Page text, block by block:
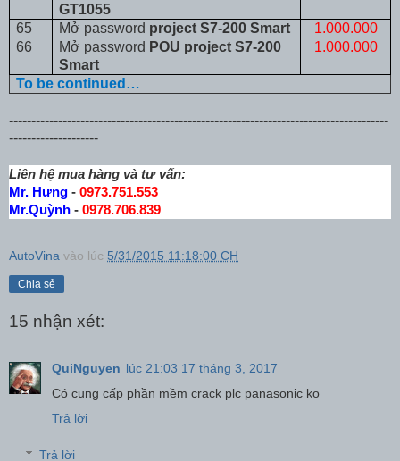
GT1055
65 Mở password project S7-200 Smart
1.000.000
66
Mở password POU project S7-200
Smart
1.000.000
To be continued…
-------------------------------------------------------------------------------------
--------------------
Liên hệ mua hàng và tư vấn:
Mr. Hưng - 0973.751.553
Mr.Quỳnh - 0978.706.839
AutoVina vào lúc 5/31/2015 11:18:00 CH
Chia sẻ
15 nhận xét:
QuiNguyen lúc 21:03 17 tháng 3, 2017
Có cung cấp phần mềm crack plc panasonic ko
Trả lời
Trả lời